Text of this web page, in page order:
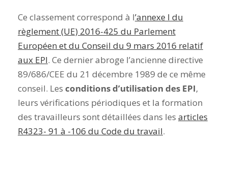
Ce classement correspond à l’annexe I du
règlement (UE) 2016-425 du Parlement
Européen et du Conseil du 9 mars 2016 relatif
aux EPI. Ce dernier abroge l’ancienne directive
89/686/CEE du 21 décembre 1989 de ce même
conseil. Les conditions d’utilisation des EPI,
leurs vérifications périodiques et la formation
des travailleurs sont détaillées dans les articles
R4323- 91 à -106 du Code du travail.